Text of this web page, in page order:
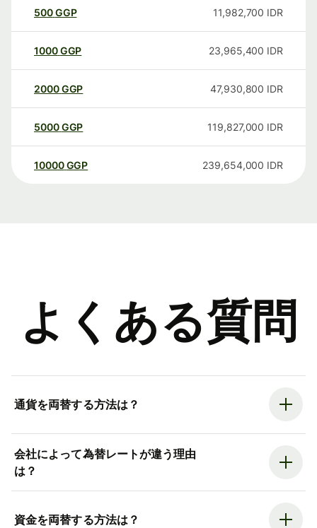
500GGP 11,982,700 IDR
1000GGP 23,965,400 IDR
2000GGP 47,930,800 IDR
5000GGP 119,827,000 IDR
10000 GGP 239,654,000 IDR
よくある質問
通貨を両替する方法は？
会社によって為替レートが違う理由
は？
資金を両替する方法は？